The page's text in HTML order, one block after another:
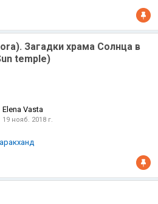
Загадки храма Солнца в
temple)
Elena Vasta
19 нояб. 2018 г.